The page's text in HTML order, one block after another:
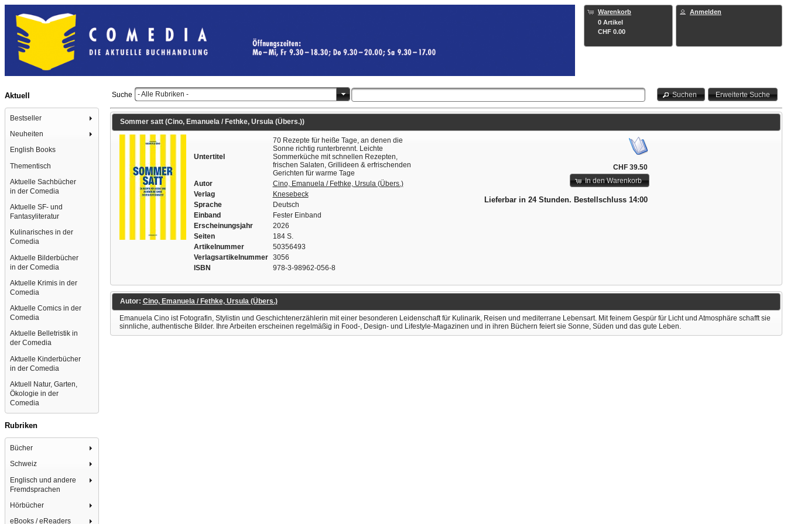
Warenkorb
0 Artikel
CHF 0.00
Anmelden
Aktuell
Bestseller
Neuheiten
English Books
Thementisch
Aktuelle Sachbücher
in der Comedia
Aktuelle SF- und
Fantasyliteratur
Kulinarisches in der
Comedia
Aktuelle Bilderbücher
in der Comedia
Aktuelle Krimis in der
Comedia
Aktuelle Comics in der
Comedia
Aktuelle Belletristik in
der Comedia
Aktuelle Kinderbücher
in der Comedia
Aktuell Natur, Garten,
Ökologie in der
Comedia
Rubriken
Bücher
Schweiz
Englisch und andere
Fremdsprachen
Hörbücher
eBooks / eReaders
Suche - Alle Rubriken - Suchen Erweiterte Suche
Sommer satt (Cino, Emanuela / Fethke, Ursula (Übers.))
Untertitel
70 Rezepte für heiße Tage, an denen die
Sonne richtig runterbrennt. Leichte
Sommerküche mit schnellen Rezepten,
frischen Salaten, Grillideen & erfrischenden
Gerichten für warme Tage
Autor
Cino, Emanuela / Fethke, Ursula (Übers.)
Verlag
Knesebeck
Sprache
Deutsch
Einband
Fester Einband
Erscheinungsjahr
2026
Seiten
184 S.
Artikelnummer
50356493
Verlagsartikelnummer
3056
ISBN
978-3-98962-056-8
CHF 39.50
In den Warenkorb
Lieferbar in 24 Stunden. Bestellschluss 14:00
Autor: Cino, Emanuela / Fethke, Ursula (Übers.)
Emanuela Cino ist Fotografin, Stylistin und Geschichtenerzählerin mit einer besonderen Leidenschaft für Kulinarik, Reisen und mediterrane Lebensart. Mit feinem Gespür für Licht und Atmosphäre schafft sie
sinnliche, authentische Bilder. Ihre Arbeiten erscheinen regelmäßig in Food-, Design- und Lifestyle-Magazinen und in ihren Büchern feiert sie Sonne, Süden und das gute Leben.